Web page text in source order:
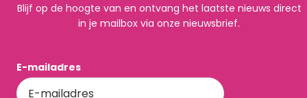
Blijf op de hoogte van en ontvang het laatste nieuws direct
in je mailbox via onze nieuwsbrief.
E-mailadres